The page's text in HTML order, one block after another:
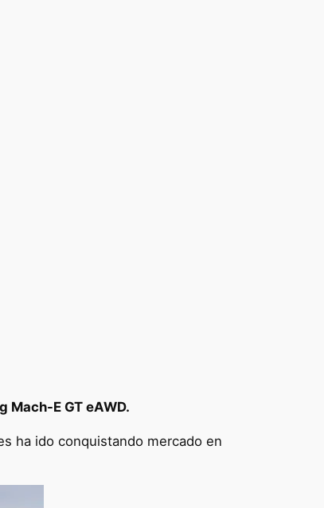
Mach-E GT eAWD.
ha ido conquistando mercado en